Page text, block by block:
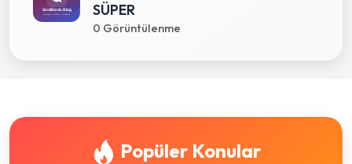
SÜPER
0 Görüntülenme
Popüler Konular